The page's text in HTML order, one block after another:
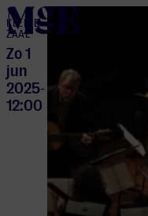
KLEINE
ZAAL
Zo 1
jun
2025-
12:00